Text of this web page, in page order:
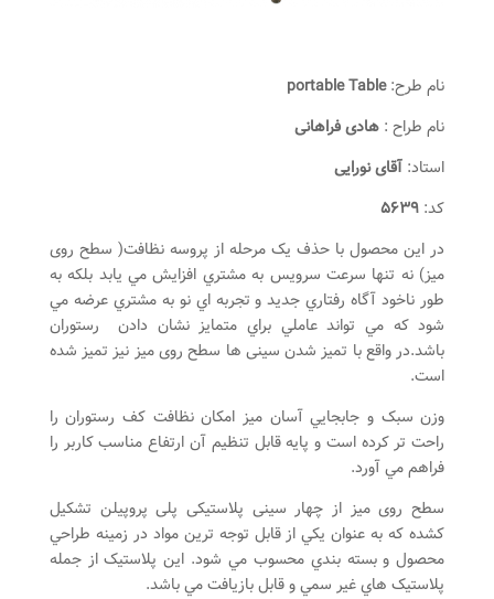
نام طرح:portable Table
نام طراح : هادی فراهانی
استاد: آقای نورایی
کد: ۵۶۳۹
در اين محصول با حذف يک مرحله از پروسه نظافت( سطح روی
میز) نه تنها سرعت سرويس به مشتري افزايش مي يابد بلکه به
طور ناخود آگاه رفتاري جديد و تجربه اي نو به مشتري عرضه مي
شود که مي تواند عاملي براي متمايز نشان دادن رستوران
باشد.در واقع با تمیز شدن سینی ها سطح روی میز نیز تمیز شده
است.­­
وزن سبک و جابجايي آسان ميز امکان نظافت کف رستوران را
راحت تر کرده است و پايه قابل تنظيم آن ارتفاع مناسب کاربر را
فراهم مي آورد.
سطح روی میز از چهار سینی پلاستیکی پلی پروپیلن تشکیل
کشده که به عنوان يکي از قابل توجه ترين مواد در زمينه طراحي
محصول و بسته بندي محسوب مي شود. اين پلاستيک از جمله
پلاستيک هاي غير سمي و قابل بازيافت مي باشد.